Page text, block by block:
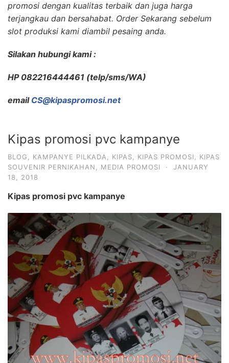
promosi dengan kualitas terbaik dan juga harga
terjangkau dan bersahabat. Order Sekarang sebelum
slot produksi kami diambil pesaing anda.
Silakan hubungi kami :
HP 082216444461 (telp/sms/WA)
email CS@kipaspromosi.net
Kipas promosi pvc kampanye
BLOG, KAMPANYE PILKADA, KIPAS, KIPAS PROMOSI, KIPAS
SOUVENIR PERNIKAHAN, MEDIA PROMOSI ·
JANUARY
18, 2018
Kipas promosi pvc kampanye